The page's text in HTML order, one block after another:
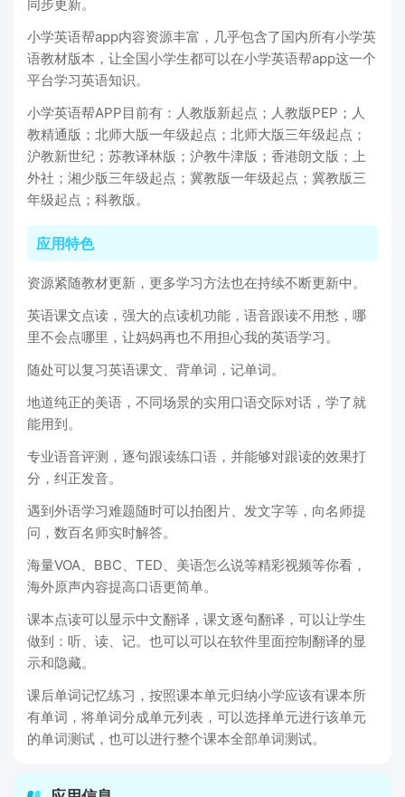
同步更新。
小学英语帮app内容资源丰富，几乎包含了国内所有小学英
语教材版本，让全国小学生都可以在小学英语帮app这一个
平台学习英语知识。
小学英语帮APP目前有：人教版新起点；人教版PEP；人
教精通版；北师大版一年级起点；北师大版三年级起点；
沪教新世纪；苏教译林版；沪教牛津版；香港朗文版；上
外社；湘少版三年级起点；冀教版一年级起点；冀教版三
年级起点；科教版。
应用特色
资源紧随教材更新，更多学习方法也在持续不断更新中。
英语课文点读，强大的点读机功能，语音跟读不用愁，哪
里不会点哪里，让妈妈再也不用担心我的英语学习。
随处可以复习英语课文、背单词，记单词。
地道纯正的美语，不同场景的实用口语交际对话，学了就
能用到。
专业语音评测，逐句跟读练口语，并能够对跟读的效果打
分，纠正发音。
遇到外语学习难题随时可以拍图片、发文字等，向名师提
问，数百名师实时解答。
海量VOA、BBC、TED、美语怎么说等精彩视频等你看，
海外原声内容提高口语更简单。
课本点读可以显示中文翻译，课文逐句翻译，可以让学生
做到：听、读、记。也可以可以在软件里面控制翻译的显
示和隐藏。
课后单词记忆练习，按照课本单元归纳小学应该有课本所
有单词，将单词分成单元列表，可以选择单元进行该单元
的单词测试，也可以进行整个课本全部单词测试。